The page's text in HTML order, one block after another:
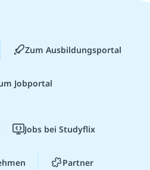
Zum Ausbildungsportal
Jobportal
Jobs bei Studyflix
Partner